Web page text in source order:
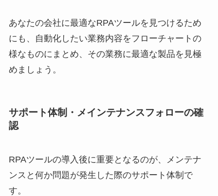
あなたの会社に最適なRPAツールを見つけるため
にも、自動化したい業務内容をフローチャートの
様なものにまとめ、その業務に最適な製品を見極
めましょう。
サポート体制・メインテナンスフォローの確
認
RPAツールの導入後に重要となるのが、メンテナ
ンスと何か問題が発生した際のサポート体制で
す。